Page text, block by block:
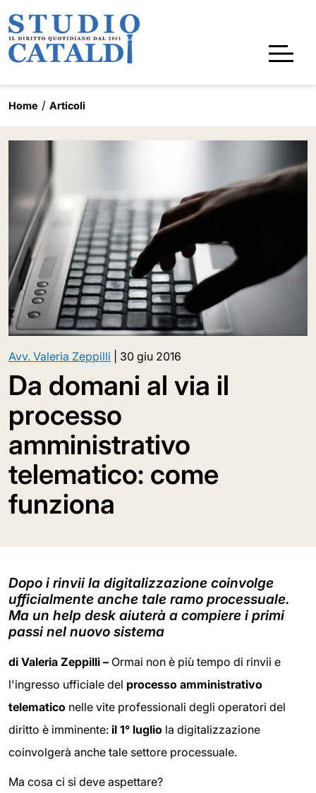
Home Articoli
Avv. Valeria Zeppilli 30 giu 2016
Da domani al via il
processo
amministrativo
telematico: come
funziona
Dopo i rinvii la digitalizzazione coinvolge
ufficialmente anche tale ramo processuale.
Ma un help desk aiuterà a compiere i primi
passi nel nuovo sistema
di Valeria Zeppilli – Ormai non è più tempo di rinvii e
l'ingresso ufficiale del processo amministrativo
telematico nelle vite professionali degli operatori del
diritto è imminente: il 1° luglio la digitalizzazione
coinvolgerà anche tale settore processuale.
Ma cosa ci si deve aspettare?